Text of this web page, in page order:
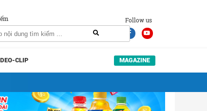
Follow us
CLIP MAGAZINE